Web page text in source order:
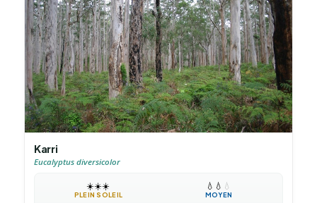
Karri
Eucalyptus diversicolor
☀️☀️☀️
PLEIN SOLEIL
💧 💧 💧
MOYEN